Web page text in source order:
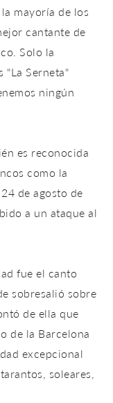
mayoría de los
cantante de
Solo la
"La Serneta"
ningún
es reconocida
como la
de agosto de
a un ataque al
fue el canto
sobresalió sobre
de ella que
de la Barcelona
excepcional
soleares,